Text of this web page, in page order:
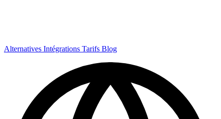
Alternatives Intégrations Tarifs Blog